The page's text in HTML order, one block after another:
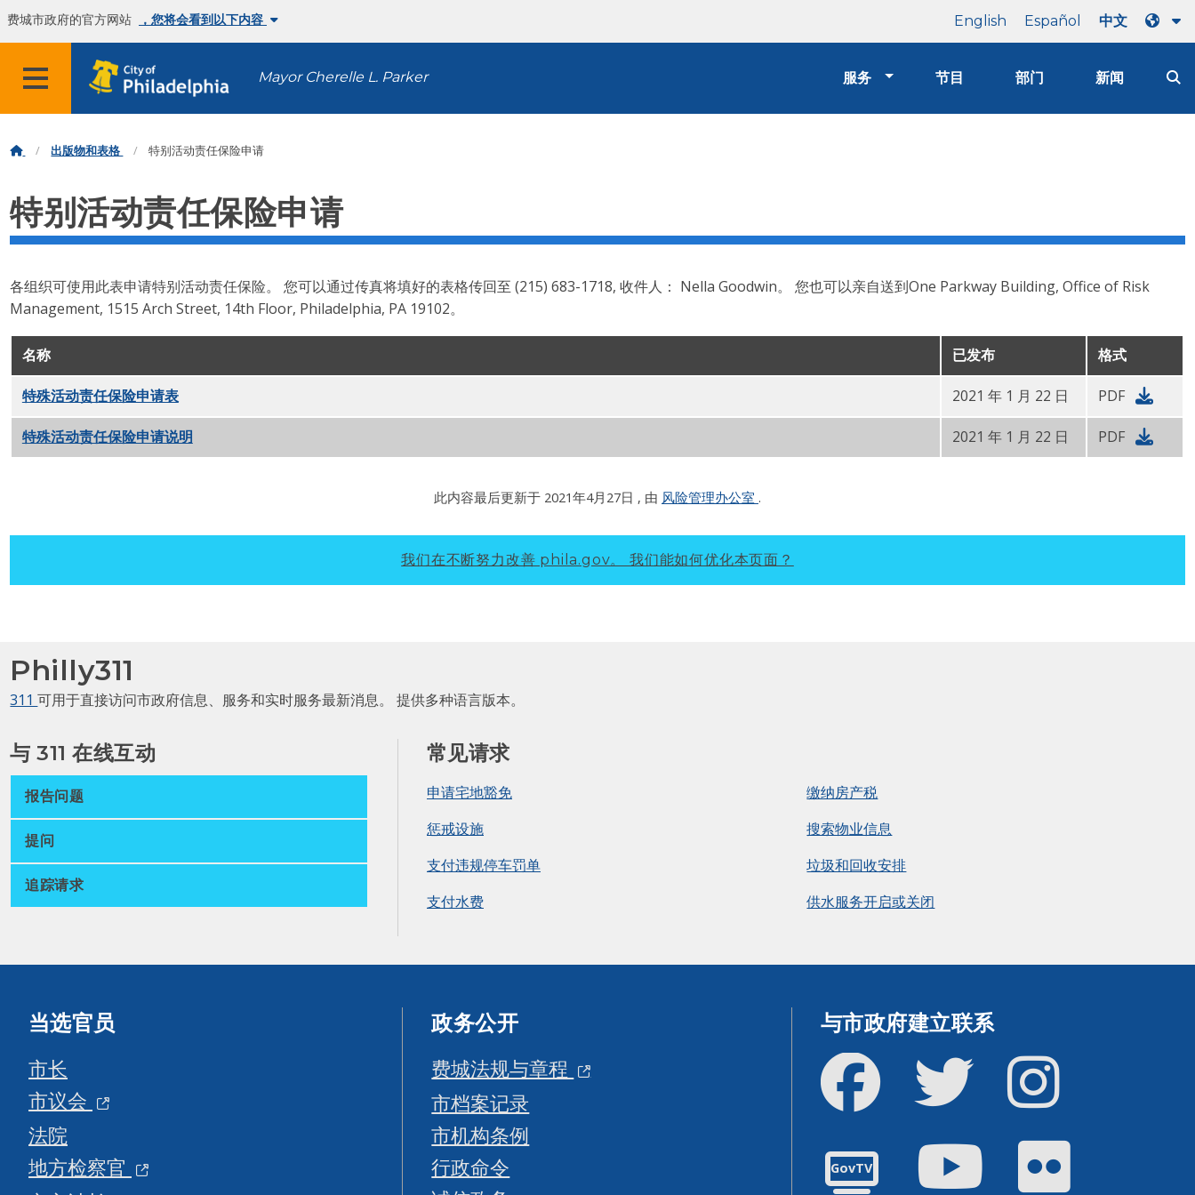
费城市政府的官方网站 ，您将会看到以下内容 English Español 中文
Mayor Cherelle L. Parker 服务 节目 部门 新闻
出版物和表格 特别活动责任保险申请
特别活动责任保险申请
各组织可使用此表申请特别活动责任保险。 您可以通过传真将填好的表格传回至 (215) 683-1718, 收件人： Nella Goodwin。 您也可以亲自送到One Parkway Building, Office of Risk
Management, 1515 Arch Street, 14th Floor, Philadelphia, PA 19102。
名称 已发布 格式
特殊活动责任保险申请表PDF 2021 年 1 月 22 日 PDF
特殊活动责任保险申请说明 2021 年 1 月 22 日 PDF
此内容最后更新于 2021年4月27日 , 由 风险管理办公室 .
我们在不断努力改善 phila.gov。 我们能如何优化本页面？
Philly311
311可用于直接访问市政府信息、服务和实时服务最新消息。 提供多种语言版本。
与 311 在线互动
报告问题
提问
追踪请求
常见请求
申请宅地豁免
惩戒设施
支付违规停车罚单
支付水费
缴纳房产税
搜索物业信息
垃圾和回收安排
供水服务开启或关闭
当选官员
市长
市议会
法院
地方检察官
政务公开
费城法规与章程
市档案记录
市机构条例
行政命令
与市政府建立联系
FacebookTwitter Instagram
GovTV
油管 Flickr